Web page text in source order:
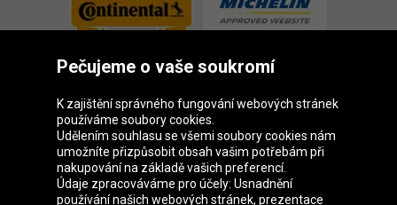
Skupina Oponeo
Pečujeme o vaše soukromí
K zajištění správného fungování webových stránek
používáme soubory cookies.
Udělením souhlasu se všemi soubory cookies nám
umožníte přizpůsobit obsah vašim potřebám při
nakupování na základě vašich preferencí.
Údaje zpracováváme pro účely: Usnadnění
používání našich webových stránek, prezentace